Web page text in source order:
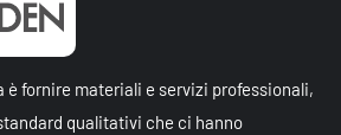
è fornire materiali e servizi professionali,
qualitativi che ci hanno